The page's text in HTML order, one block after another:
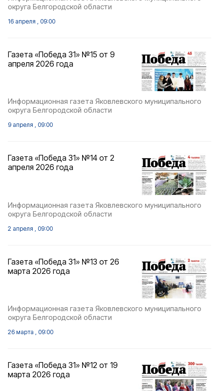
округа Белгородской области
16 апреля , 09:00
Газета «Победа 31» №15 от 9
апреля 2026 года
Информационная газета Яковлевского муниципального
округа Белгородской области
9 апреля , 09:00
Газета «Победа 31» №14 от 2
апреля 2026 года
Информационная газета Яковлевского муниципального
округа Белгородской области
2 апреля , 09:00
Газета «Победа 31» №13 от 26
марта 2026 года
Информационная газета Яковлевского муниципального
округа Белгородской области
26 марта , 09:00
Газета «Победа 31» №12 от 19
марта 2026 года